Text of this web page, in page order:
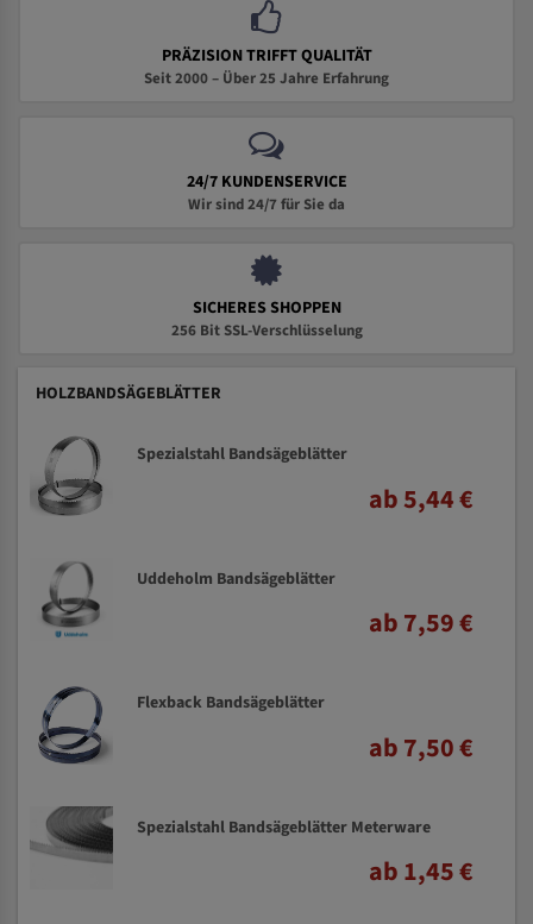
PRÄZISION TRIFFT QUALITÄT
Seit 2000 – Über 25 Jahre Erfahrung
24/7 KUNDENSERVICE
Wir sind 24/7 für Sie da
SICHERES SHOPPEN
256 Bit SSL-Verschlüsselung
HOLZBANDSÄGEBLÄTTER
Spezialstahl Bandsägeblätter
ab 5,44 €
Uddeholm Bandsägeblätter
ab 7,59 €
Flexback Bandsägeblätter
ab 7,50 €
Spezialstahl Bandsägeblätter Meterware
ab 1,45 €